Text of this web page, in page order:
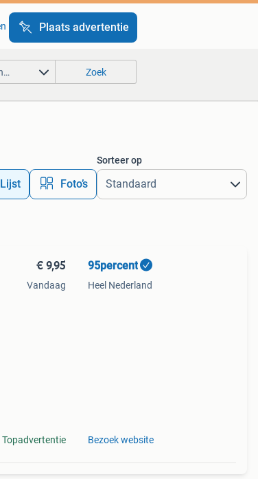
Plaats advertentie
Zoek
Lijst Foto’s
Sorteer op
€ 9,95
Vandaag
Topadvertentie
95percent
Heel Nederland
Bezoek website